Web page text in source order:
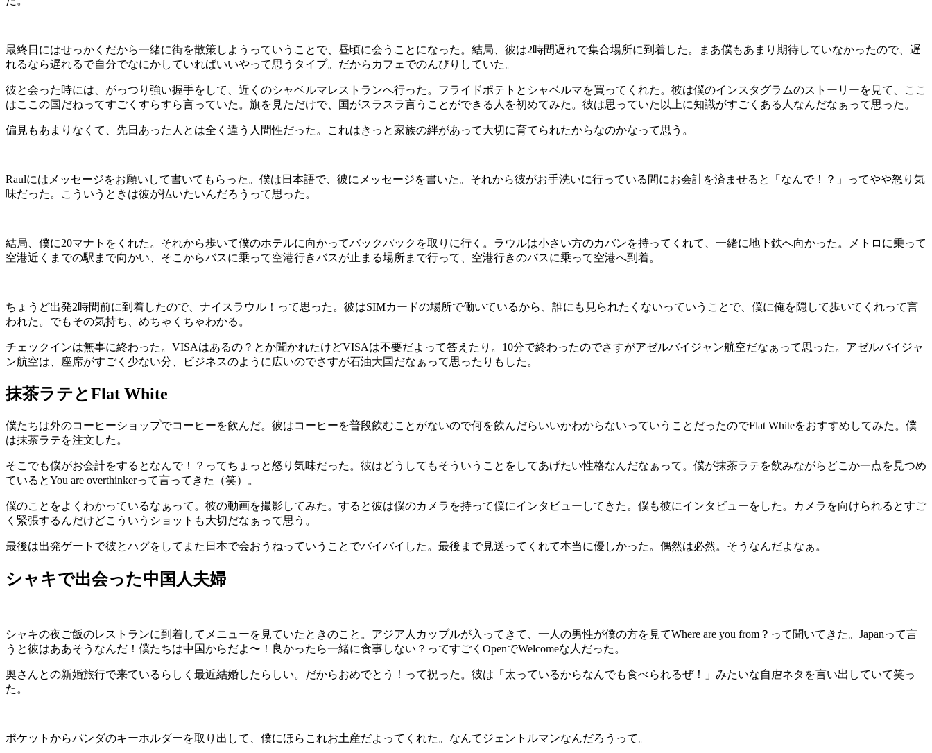
最終日にはせっかくだから一緒に街を散策しようっていうことで、昼頃に会うことになった。結局、彼は2時間遅れで集合場所に到着した。まあ僕もあまり期待していなかったので、遅
れるなら遅れるで自分でなにかしていればいいやって思うタイプ。だからカフェでのんびりしていた。
彼と会った時には、がっつり強い握手をして、近くのシャベルマレストランへ行った。フライドポテトとシャベルマを買ってくれた。彼は僕のインスタグラムのストーリーを見て、ここ
はここの国だねってすごくすらすら言っていた。旗を見ただけで、国がスラスラ言うことができる人を初めてみた。彼は思っていた以上に知識がすごくある人なんだなぁって思った。
偏見もあまりなくて、先日あった人とは全く違う人間性だった。これはきっと家族の絆があって大切に育てられたからなのかなって思う。
Raulにはメッセージをお願いして書いてもらった。僕は日本語で、彼にメッセージを書いた。それから彼がお手洗いに行っている間にお会計を済ませると「なんで！？」ってやや怒り気
味だった。こういうときは彼が払いたいんだろうって思った。
結局、僕に20マナトをくれた。それから歩いて僕のホテルに向かってバックパックを取りに行く。ラウルは小さい方のカバンを持ってくれて、一緒に地下鉄へ向かった。メトロに乗って
空港近くまでの駅まで向かい、そこからバスに乗って空港行きバスが止まる場所まで行って、空港行きのバスに乗って空港へ到着。
ちょうど出発2時間前に到着したので、ナイスラウル！って思った。彼はSIMカードの場所で働いているから、誰にも見られたくないっていうことで、僕に俺を隠して歩いてくれって言
われた。でもその気持ち、めちゃくちゃわかる。
チェックインは無事に終わった。VISAはあるの？とか聞かれたけどVISAは不要だよって答えたり。10分で終わったのでさすがアゼルバイジャン航空だなぁって思った。アゼルバイジャ
ン航空は、座席がすごく少ない分、ビジネスのように広いのでさすが石油大国だなぁって思ったりもした。
抹茶ラテとFlat White
僕たちは外のコーヒーショップでコーヒーを飲んだ。彼はコーヒーを普段飲むことがないので何を飲んだらいいかわからないっていうことだったのでFlat Whiteをおすすめしてみた。僕
は抹茶ラテを注文した。
そこでも僕がお会計をするとなんで！？ってちょっと怒り気味だった。彼はどうしてもそういうことをしてあげたい性格なんだなぁって。僕が抹茶ラテを飲みながらどこか一点を見つめ
ているとYou are overthinkerって言ってきた（笑）。
僕のことをよくわかっているなぁって。彼の動画を撮影してみた。すると彼は僕のカメラを持って僕にインタビューしてきた。僕も彼にインタビューをした。カメラを向けられるとすご
く緊張するんだけどこういうショットも大切だなぁって思う。
最後は出発ゲートで彼とハグをしてまた日本で会おうねっていうことでバイバイした。最後まで見送ってくれて本当に優しかった。偶然は必然。そうなんだよなぁ。
シャキで出会った中国人夫婦
シャキの夜ご飯のレストランに到着してメニューを見ていたときのこと。アジア人カップルが入ってきて、一人の男性が僕の方を見てWhere are you from？って聞いてきた。Japanって言
うと彼はああそうなんだ！僕たちは中国からだよ〜！良かったら一緒に食事しない？ってすごくOpenでWelcomeな人だった。
奥さんとの新婚旅行で来ているらしく最近結婚したらしい。だからおめでとう！って祝った。彼は「太っているからなんでも食べられるぜ！」みたいな自虐ネタを言い出していて笑っ
た。
ポケットからパンダのキーホルダーを取り出して、僕にほらこれお土産だよってくれた。なんてジェントルマンなんだろうって。